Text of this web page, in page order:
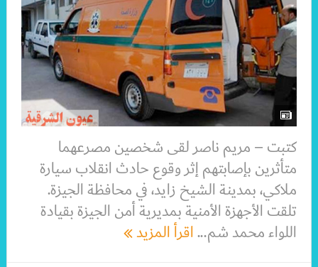
كتبت – مريم ناصر لقى شخصين مصرعهما
متأثرين بإصابتهم إثر وقوع حادث انقلاب سيارة
ملاكي، بمدينة الشيخ زايد، في محافظة الجيزة.
تلقت الأجهزة الأمنية بمديرية أمن الجيزة بقيادة
اللواء محمد شم...اقرأ المزيد